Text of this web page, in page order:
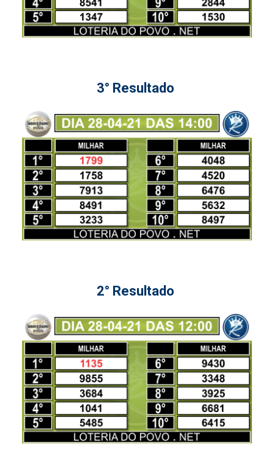
3° Resultado
2° Resultado